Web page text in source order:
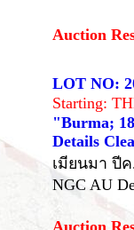
Auction
LOT NO:
Starting:
"Burma;
Details
เมียนมา ปี
NGC AU
Auction